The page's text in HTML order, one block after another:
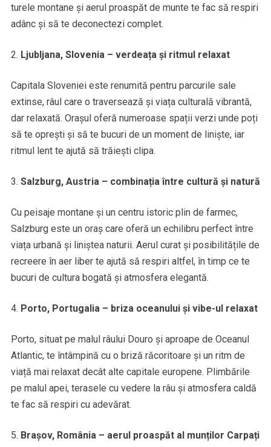
turele montane și aerul proaspăt de munte te fac să respiri
adânc și să te deconectezi complet.
Ljubljana, Slovenia – verdeața și ritmul relaxat
Capitala Sloveniei este renumită pentru parcurile sale
extinse, râul care o traversează și viața culturală vibrantă,
dar relaxată. Orașul oferă numeroase spații verzi unde poți
să te oprești și să te bucuri de un moment de liniște, iar
ritmul lent te ajută să trăiești clipa.
Salzburg, Austria – combinația între cultură și natură
Cu peisaje montane și un centru istoric plin de farmec,
Salzburg este un oraș care oferă un echilibru perfect între
viața urbană și liniștea naturii. Aerul curat și posibilitățile de
recreere în aer liber te ajută să respiri altfel, în timp ce te
bucuri de cultura bogată și atmosfera elegantă.
Porto, Portugalia – briza oceanului și vibe-ul relaxat
Porto, situat pe malul râului Douro și aproape de Oceanul
Atlantic, te întâmpină cu o briză răcoritoare și un ritm de
viață mai relaxat decât alte capitale europene. Plimbările
pe malul apei, terasele cu vedere la râu și atmosfera caldă
te fac să respiri cu adevărat.
Brașov, România – aerul proaspăt al munților Carpați